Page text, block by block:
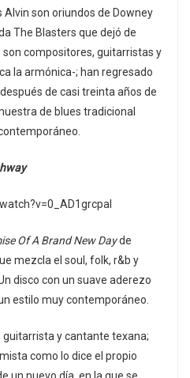
Alvin son oriundos de Downey
The Blasters que dejó de
compositores, guitarristas y
la armónica-; han regresado
de casi treinta años de
de blues tradicional
Of A Brand New Dayde
mezcla el soul, folk, r&b y
disco con un suave aderezo
estilo muy contemporáneo.
guitarrista y cantante texana;
como lo dice el propio